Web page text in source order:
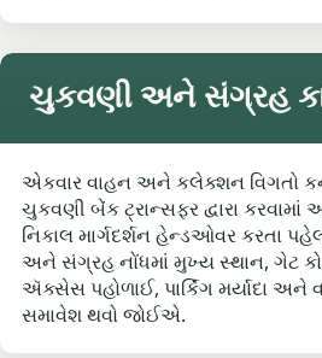
ચુકવણી અને સંગ્રહ
એકવાર વાહન અને કલેક્શન વિગતો
ચુકવણી બેંક ટ્રાન્સફર દ્વારા
નિકાલ માર્ગદર્શન હેન્ડઓવર કરતા
અને સંગ્રહ નોંધમાં મુખ્ય સ્થાન, ગેટ
ઍક્સેસ પહોળાઈ, પાર્કિંગ મર્યાદા અને
સમાવેશ થવો જોઈએ.